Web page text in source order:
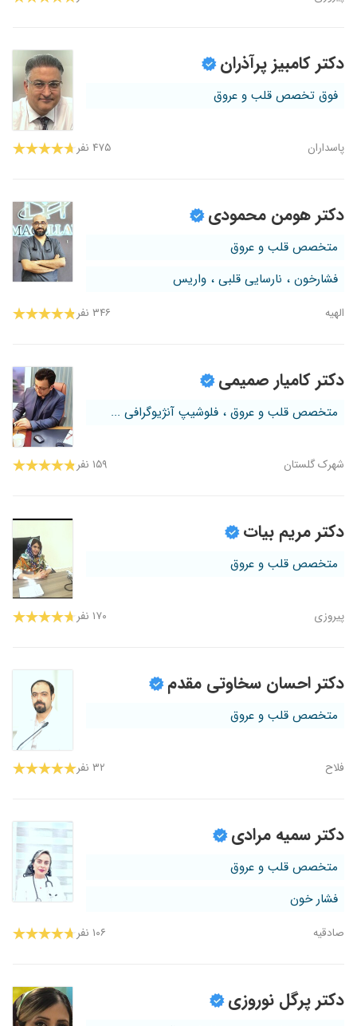
دکتر کامبیز پرآذران
فوق تخصص قلب و عروق
پاسداران ۴۷۵ نفر
دکتر هومن محمودی
متخصص قلب و عروق
فشارخون ، نارسایی قلبی ، واریس
الهیه ۳۴۶ نفر
دکتر کامیار صمیمی
متخصص قلب و عروق ، فلوشیپ آنژیوگرافی ...
شهرک گلستان ۱۵۹ نفر
دکتر مریم بیات
متخصص قلب و عروق
پیروزی ۱۷۰ نفر
دکتر احسان سخاوتی مقدم
متخصص قلب و عروق
فلاح ۳۲ نفر
دکتر سمیه مرادی
متخصص قلب و عروق
فشار خون
صادقیه ۱۰۶ نفر
دکتر پرگل نوروزی